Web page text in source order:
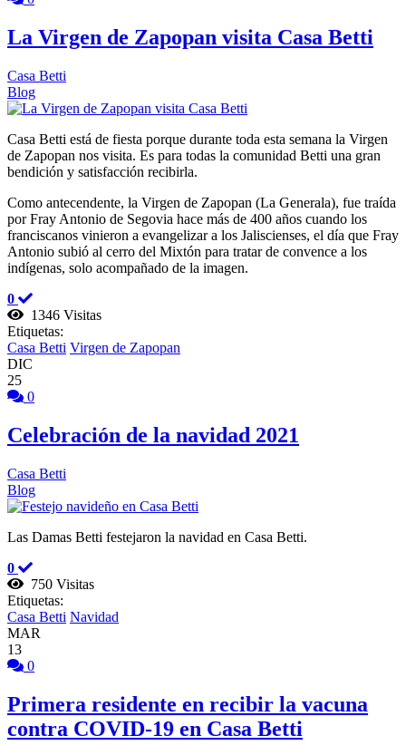
La Virgen de Zapopan visita Casa Betti
Casa Betti
Blog
Casa Betti está de fiesta porque durante toda esta semana la Virgen
de Zapopan nos visita. Es para todas la comunidad Betti una gran
bendición y satisfacción recibirla.
Como antecendente, la Virgen de Zapopan (La Generala), fue traída
por Fray Antonio de Segovia hace más de 400 años cuando los
franciscanos vinieron a evangelizar a los Jaliscienses, el día que Fray
Antonio subió al cerro del Mixtón para tratar de convence a los
indígenas, solo acompañado de la imagen.
0
1346 Visitas
Etiquetas:
Casa Betti Virgen de Zapopan
DIC
25
0
Celebración de la navidad 2021
Casa Betti
Blog
Las Damas Betti festejaron la navidad en Casa Betti.
0
750 Visitas
Etiquetas:
Casa Betti Navidad
MAR
13
0
Primera residente en recibir la vacuna
contra COVID-19 en Casa Betti